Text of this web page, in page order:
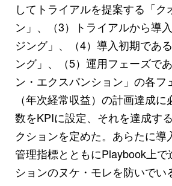
してトライアルを提案する「ク
ン」、（3）トライアルから導
ジング」、（4）導入初期であ
ング」、（5）運用フェーズで
ン・エクスパンション」の各フ
（年次経常収益）の計画達成
数をKPIに設定、それを達成す
クションを定めた。あらたに導
管理指標とともにPlaybook上で
ションのヌケ・モレを防いでい